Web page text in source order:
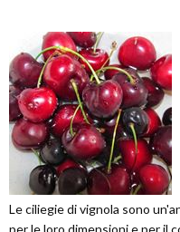
Le ciliegie di vignola sono
per le loro dimensioni e per il